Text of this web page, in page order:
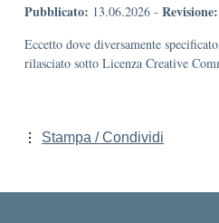
Pubblicato: 13.06.2026 - Revisione:
Eccetto dove diversamente
rilasciato sotto Licenza Creative
Stampa / Condividi